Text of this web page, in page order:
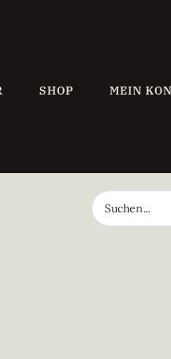
SHOP MEIN
Suche
nach: